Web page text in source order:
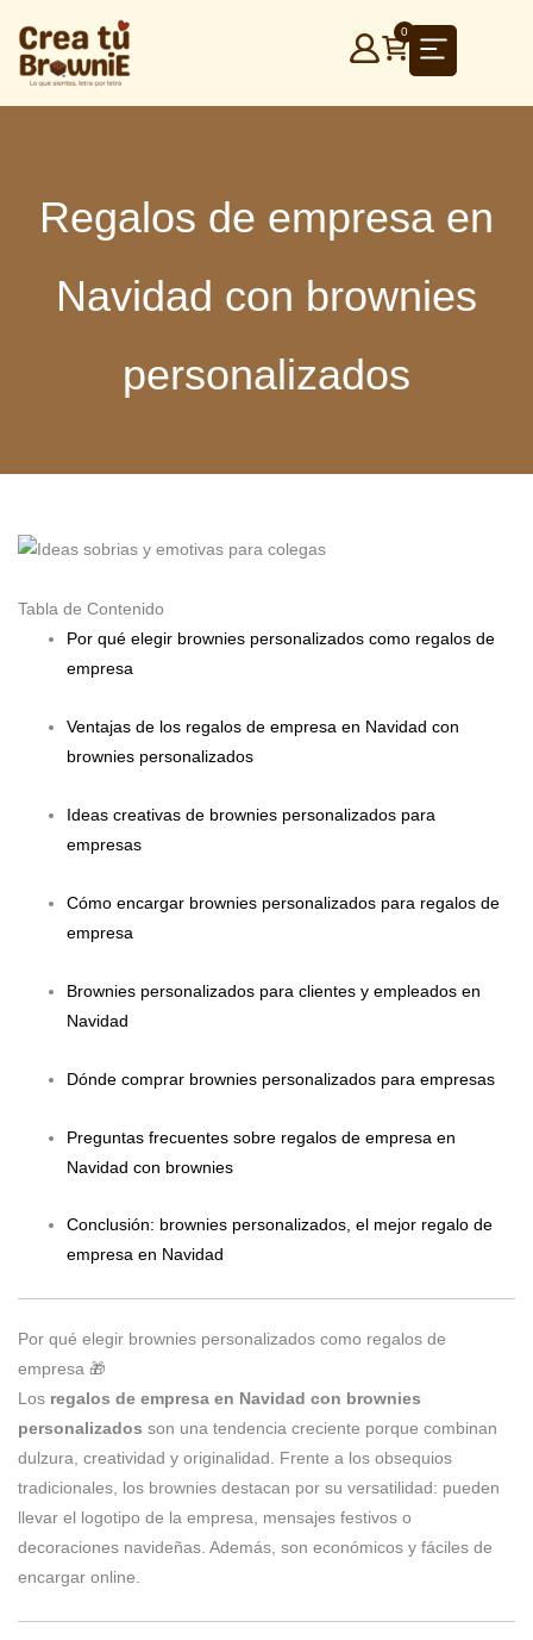
contenido
0
Regalos de empresa en
Navidad con brownies
personalizados
Tabla de Contenido
Por qué elegir brownies personalizados como regalos de
empresa
Ventajas de los regalos de empresa en Navidad con
brownies personalizados
Ideas creativas de brownies personalizados para
empresas
Cómo encargar brownies personalizados para regalos de
empresa
Brownies personalizados para clientes y empleados en
Navidad
Dónde comprar brownies personalizados para empresas
Preguntas frecuentes sobre regalos de empresa en
Navidad con brownies
Conclusión: brownies personalizados, el mejor regalo de
empresa en Navidad
Por qué elegir brownies personalizados como regalos de
empresa 🎁
Los regalos de empresa en Navidad con brownies
personalizados son una tendencia creciente porque combinan
dulzura, creatividad y originalidad. Frente a los obsequios
tradicionales, los brownies destacan por su versatilidad: pueden
llevar el logotipo de la empresa, mensajes festivos o
decoraciones navideñas. Además, son económicos y fáciles de
encargar online.